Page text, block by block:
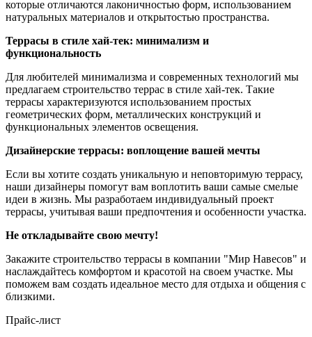
которые отличаются лаконичностью форм, использованием
натуральных материалов и открытостью пространства.
Террасы в стиле хай-тек: минимализм и
функциональность
Для любителей минимализма и современных технологий мы
предлагаем строительство террас в стиле хай-тек. Такие
террасы характеризуются использованием простых
геометрических форм, металлических конструкций и
функциональных элементов освещения.
Дизайнерские террасы: воплощение вашей мечты
Если вы хотите создать уникальную и неповторимую террасу,
наши дизайнеры помогут вам воплотить ваши самые смелые
идеи в жизнь. Мы разработаем индивидуальный проект
террасы, учитывая ваши предпочтения и особенности участка.
Не откладывайте свою мечту!
Закажите строительство террасы в компании "Мир Навесов" и
наслаждайтесь комфортом и красотой на своем участке. Мы
поможем вам создать идеальное место для отдыха и общения с
близкими.
Прайс-лист